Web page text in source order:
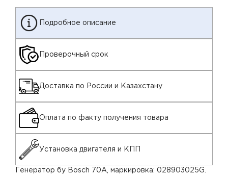
Подробное описание
Проверочный срок
Доставка по России и Казахстану
Оплата по факту получения товара
Установка двигателя и КПП
Генератор бу Bosch 70A, маркировка: 028903025G.